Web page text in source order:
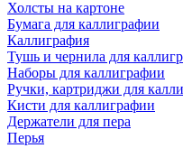
Холсты на картоне
Бумага для каллиграфии
Каллиграфия
Тушь и чернила для
Наборы для каллиграфии
Ручки, картриджи для
Кисти для каллиграфии
Держатели для пера
Перья